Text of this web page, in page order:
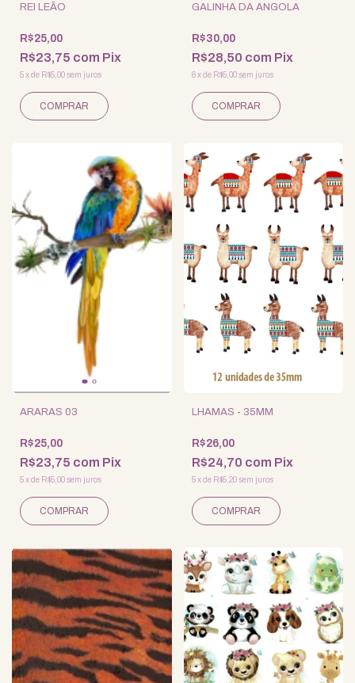
REI LEÃO
R$25,00
R$23,75 com Pix
5xde R$5,00sem juros
GALINHA DA ANGOLA
R$30,00
R$28,50 com Pix
6 xde R$5,00 sem juros
ARARAS 03
R$25,00
R$23,75 com Pix
5xde R$5,00sem juros
LHAMAS - 35MM
R$26,00
R$24,70 com Pix
5 xde R$5,20 sem juros